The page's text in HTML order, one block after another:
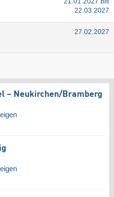
22.03.2027
27.02.2027
– Neukirchen/​Bramberg